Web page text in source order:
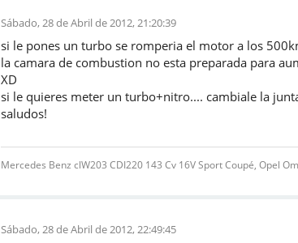
Sábado, 28 de Abril de 2012, 21:20:39
si le pones un turbo se romperia el motor a los
la camara de combustion no esta preparada para
XD
si le quieres meter un turbo+nitro.... cambiale la
saludos!
Mercedes Benz clW203 CDI220 143 Cv 16V Sport Coupé, Opel
Sábado, 28 de Abril de 2012, 22:49:45